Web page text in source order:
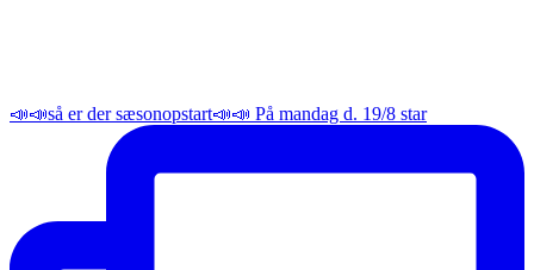
📣📣så er der sæsonopstart📣📣 På mandag d. 19/8 star